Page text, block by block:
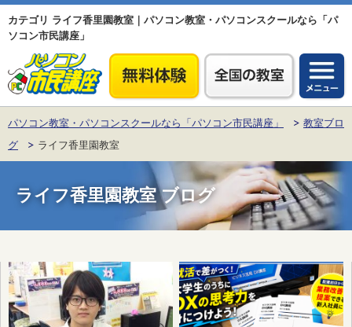
カテゴリ ライフ香里園教室｜パソコン教室・パソコンスクールなら「パ
ソコン市民講座」
パソコン教室・パソコンスクールなら「パソコン市民講座」
教室ブロ
グ
ライフ香里園教室
ライフ香里園教室ブログ